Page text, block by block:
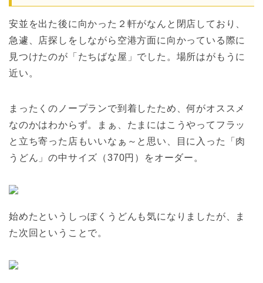
安並を出た後に向かった２軒がなんと閉店しており、
急遽、店探しをしながら空港方面に向かっている際に
見つけたのが「たちばな屋」でした。場所はがもうに
近い。
まったくのノープランで到着したため、何がオススメ
なのかはわからず。まぁ、たまにはこうやってフラッ
と立ち寄った店もいいなぁ～と思い、目に入った「肉
うどん」の中サイズ（370円）をオーダー。
始めたというしっぽくうどんも気になりましたが、ま
た次回ということで。